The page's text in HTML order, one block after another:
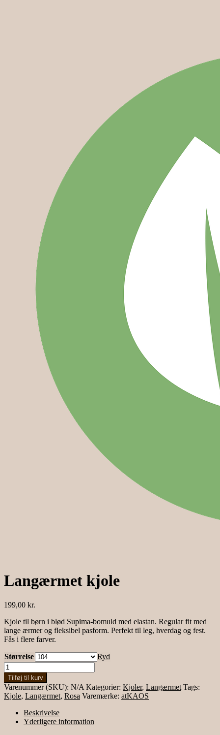
Langærmet kjole
199,00 kr.
Kjole til børn i blød Supima-bomuld med elastan. Regular fit med
lange ærmer og fleksibel pasform. Perfekt til leg, hverdag og fest.
Fås i flere farver.
Størrelse
Ryd
Langærmet
kjole
antal
Tilføj til kurv
Varenummer (SKU): N/A Kategorier: Kjoler, Langærmet Tags:
Kjole, Langærmet, Rosa Varemærke: atKAOS
Beskrivelse
Yderligere information